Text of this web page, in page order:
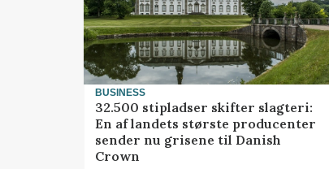
BUSINESS
32.500 stipladser skifter slagteri:
En af landets største producenter
sender nu grisene til Danish
Crown